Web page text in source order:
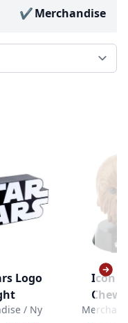
Merchandise
Logo
/ Ny
Icon